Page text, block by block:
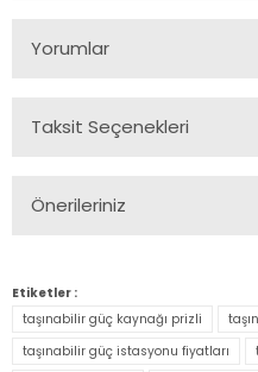
Yorumlar
Taksit Seçenekleri
Önerileriniz
konularda yetersiz
kullanarak tarafımıza
Görüş ve önerileriniz için
Etiketler :
taşınabilir güç kaynağı prizli
taşınabilir güç istasyonu fiyatları